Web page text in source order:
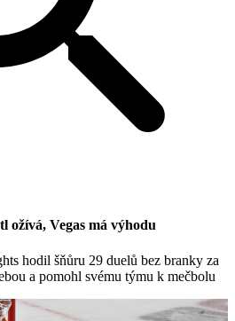
ožívá, Vegas má výhodu
hodil šňůru 29 duelů bez branky za
a pomohl svému týmu k mečbolu